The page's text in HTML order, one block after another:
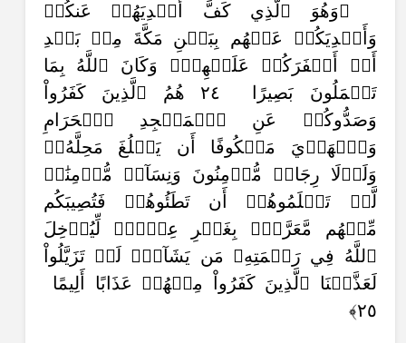
﴿وَهُوَ ٱلَّذِي كَفَّ أَيۡدِيَهُمۡ عَنكُمۡ
وَأَيۡدِيَكُمۡ عَنۡهُم بِبَطۡنِ مَكَّةَ مِنۢ بَعۡدِ
أَنۡ أَظۡفَرَكُمۡ عَلَيۡهِمۡۚ وَكَانَ ٱللَّهُ بِمَا
تَعۡمَلُونَ بَصِيرًا ٢٤ هُمُ ٱلَّذِينَ كَفَرُواْ
وَصَدُّوكُمۡ عَنِ ٱلۡمَسۡجِدِ ٱلۡحَرَامِ
وَٱلۡهَدۡيَ مَعۡكُوفًا أَن يَبۡلُغَ مَحِلَّهُۥۚ
وَلَوۡلَا رِجَالٞ مُّؤۡمِنُونَ وَنِسَآءٞ مُّؤۡمِنَٰتٞ
لَّمۡ تَعۡلَمُوهُمۡ أَن تَطَئُوهُمۡ فَتُصِيبَكُم
مِّنۡهُم مَّعَرَّةُۢ بِغَيۡرِ عِلۡمٖۖ لِّيُدۡخِلَ
ٱللَّهُ فِي رَحۡمَتِهِۦ مَن يَشَآءُۚ لَوۡ تَزَيَّلُواْ
لَعَذَّبۡنَا ٱلَّذِينَ كَفَرُواْ مِنۡهُمۡ عَذَابًا أَلِيمًا
٢٥﴾